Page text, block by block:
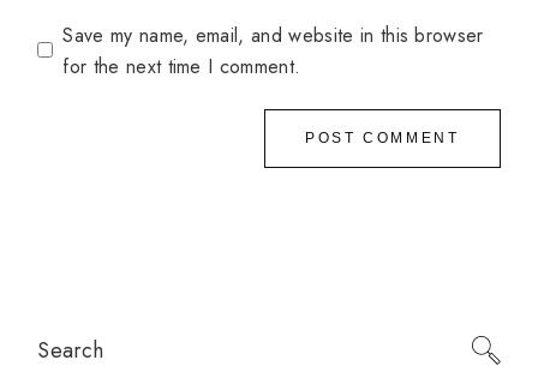
Save my name, email, and website in this browser
for the next time I comment.
POST COMMENT